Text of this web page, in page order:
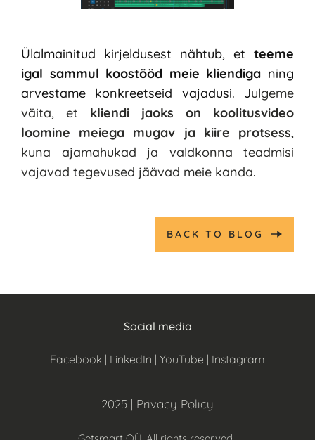
Ülalmainitud kirjeldusest nähtub, et teeme
igal sammul koostööd meie kliendiga ning
arvestame konkreetseid vajadusi. Julgeme
väita, et kliendi jaoks on koolitusvideo
loomine meiega mugav ja kiire protsess,
kuna ajamahukad ja valdkonna teadmisi
vajavad tegevused jäävad meie kanda.
BACK TO BLOG
Social media
Facebook | LinkedIn | YouTube | Instagram
2025 | Privacy Policy